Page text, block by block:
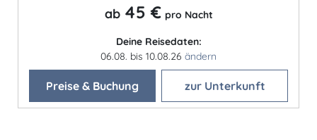
ab 45 € pro Nacht
Deine Reisedaten:
06.08. bis 10.08.26 ändern
Preise & Buchung zur Unterkunft